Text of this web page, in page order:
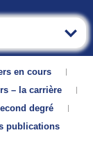
en cours
– la carrière
degré
publications